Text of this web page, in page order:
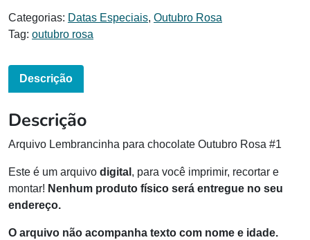
Categorias: Datas Especiais, Outubro Rosa
Tag: outubro rosa
Descrição
Descrição
Arquivo Lembrancinha para chocolate Outubro Rosa #1
Este é um arquivo digital , para você imprimir, recortar e
montar! Nenhum produto físico será entregue no seu
endereço.
O arquivo não acompanha texto com nome e idade.